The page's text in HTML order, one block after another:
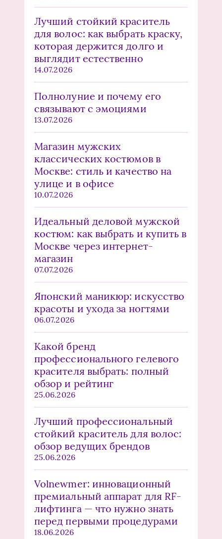
Лучший стойкий краситель
для волос: как выбрать краску,
которая держится долго и
выглядит естественно
14.07.2026
Полнолуние и почему его
связывают с эмоциями
13.07.2026
Магазин мужских
классических костюмов в
Москве: стиль и качество на
улице и в офисе
10.07.2026
Идеальный деловой мужской
костюм: как выбрать и купить в
Москве через интернет-
магазин
07.07.2026
Японский маникюр: искусство
красоты и ухода за ногтями
06.07.2026
Какой бренд
профессионального гелевого
красителя выбрать: полный
обзор и рейтинг
25.06.2026
Лучший профессиональный
стойкий краситель для волос:
обзор ведущих брендов
25.06.2026
Volnewmer: инновационный
премиальный аппарат для RF-
лифтинга — что нужно знать
перед первыми процедурами
18.06.2026